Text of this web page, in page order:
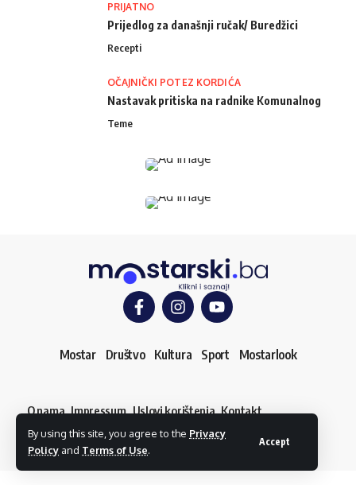
By using this site, you agree to the Privacy
Policy and Terms of Use.
Accept
PRIJATNO
Prijedlog za današnji ručak/ Buredžici
Recepti
OČAJNIČKI POTEZ KORDIĆA
Nastavak pritiska na radnike Komunalnog
Teme
Mostar Društvo Kultura Sport Mostarlook
O nama Impressum Uslovi korištenja Kontakt
Dojavi vijest
© mostarski.ba. Sva prava pridržana